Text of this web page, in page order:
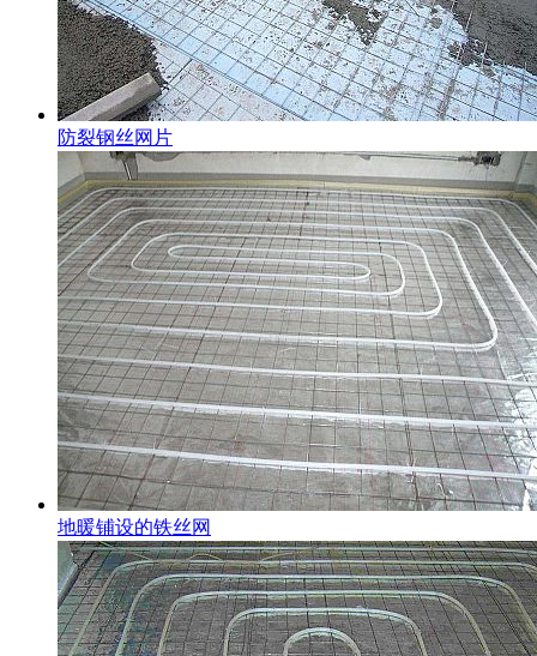
防裂钢丝网片
地暖铺设的铁丝网